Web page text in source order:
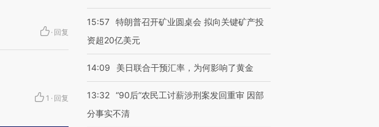
· 回复
1 · 回复
15:57 特朗普召开矿业圆桌会 拟向关键矿产投
资超20亿美元
14:09 美日联合干预汇率，为何影响了黄金
13:32 “90后”农民工讨薪涉刑案发回重审 因部
分事实不清